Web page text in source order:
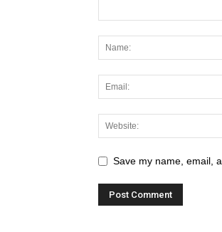
Save my name, email,